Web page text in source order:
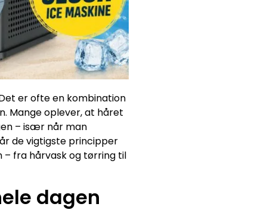
er ofte en kombination
Mange oplever, at håret
– især når man
de vigtigste principper
– fra hårvask og tørring til
dagen